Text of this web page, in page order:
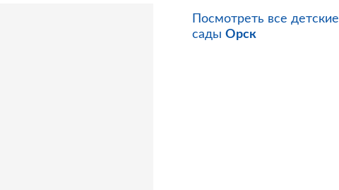
Посмотреть все детские
сады Орск